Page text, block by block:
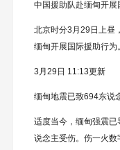
中国援助队赴缅甸开展
北京时分3月29日上昼
缅甸开展国际援助行为
3月29日 11:13更新
缅甸地震已致694东说
适度当今，缅甸强震
说念主受伤。伤一火数